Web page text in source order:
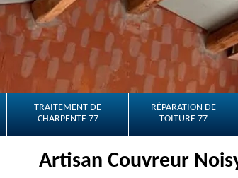
TRAITEMENT DE
CHARPENTE 77
RÉPARATION DE
TOITURE 77
Artisan Couvreur